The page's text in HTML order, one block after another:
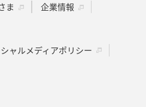
ま 企業情報
ャルメディアポリシー